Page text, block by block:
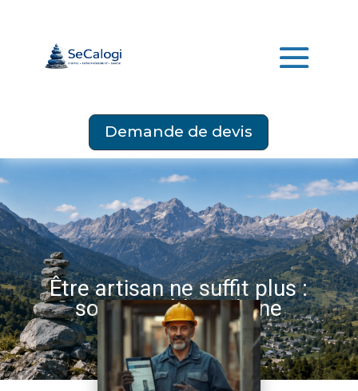
Demande de devis
Être artisan ne suffit plus :
soyez visible en ligne